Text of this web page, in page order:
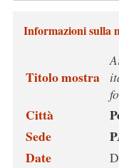
Informazioni sulla
Titolo mostra
Città
Sede
Date